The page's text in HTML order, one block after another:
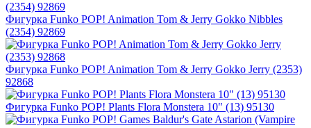
Фигурка Funko POP! Animation Tom & Jerry Gokko Nibbles
(2354) 92869
Фигурка Funko POP! Animation Tom & Jerry Gokko Jerry (2353)
92868
Фигурка Funko POP! Plants Flora Monstera 10" (13) 95130